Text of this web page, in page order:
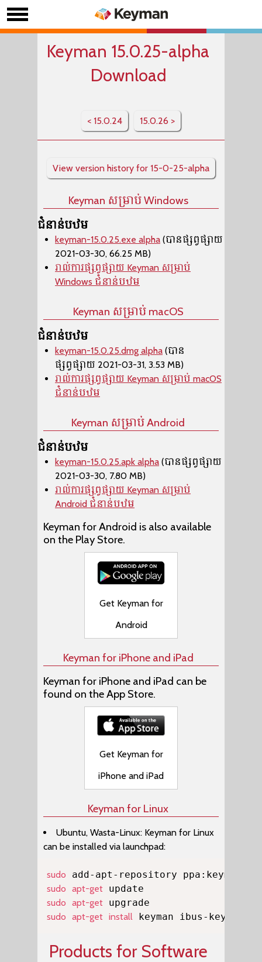
Keyman 15.0.25-alpha
Download
< 15.0.24 15.0.26 >
View version history for 15-0-25-alpha
Keyman សម្រាប់ Windows
ជំនាន់បឋម
keyman-15.0.25.exe alpha (បានផ្សព្វផ្សាយ
2021-03-30, 66.25 MB)
រាល់ការផ្សព្វផ្សាយ Keyman សម្រាប់
Windows ជំនាន់បឋម
Keyman សម្រាប់ macOS
ជំនាន់បឋម
keyman-15.0.25.dmg alpha (បាន
ផ្សព្វផ្សាយ 2021-03-31, 3.53 MB)
រាល់ការផ្សព្វផ្សាយ Keyman សម្រាប់ macOS
ជំនាន់បឋម
Keyman សម្រាប់ Android
ជំនាន់បឋម
keyman-15.0.25.apk alpha (បានផ្សព្វផ្សាយ
2021-03-30, 7.80 MB)
រាល់ការផ្សព្វផ្សាយ Keyman សម្រាប់
Android ជំនាន់បឋម
Keyman for Android is also available
on the Play Store.
Get Keyman for
Android
Keyman for iPhone and iPad
Keyman for iPhone and iPad can be
found on the App Store.
Get Keyman for
iPhone and iPad
Keyman for Linux
Ubuntu, Wasta-Linux: Keyman for Linux
can be installed via launchpad:
sudo
sudo apt-get
sudo apt-get
sudo apt-get install keyman ibus-keyman
Products for Software